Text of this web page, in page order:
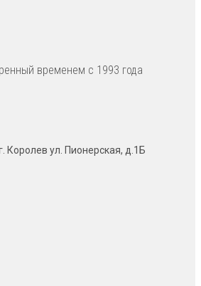
временем с 1993 года
Королев ул. Пионерская, д.1Б